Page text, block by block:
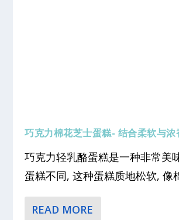
巧克力棉花芝士蛋糕- 结合柔软与
巧克力轻乳酪蛋糕是一种非常美
蛋糕不同, 这种蛋糕质地松软, 像
READ MORE